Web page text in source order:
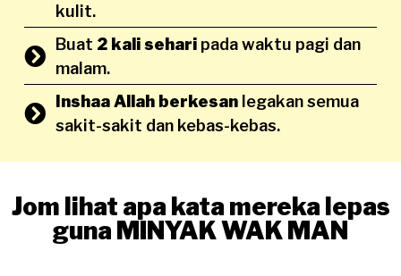
kulit.
Buat 2 kali sehari pada waktu pagi dan
malam.
Inshaa Allah berkesan legakan semua
sakit-sakit dan kebas-kebas.
Jom lihat apa kata mereka lepas
guna MINYAK WAK MAN